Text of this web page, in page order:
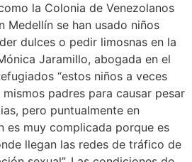
la Colonia de Venezolanos
Medellín se han usado niños
dulces o pedir limosnas en la
Jaramillo, abogada en el
“estos niños a veces
padres para causar pesar
pero puntualmente en
es muy complicada porque es
llegan las redes de tráfico de